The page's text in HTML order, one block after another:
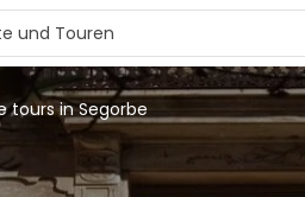
tours in Segorbe